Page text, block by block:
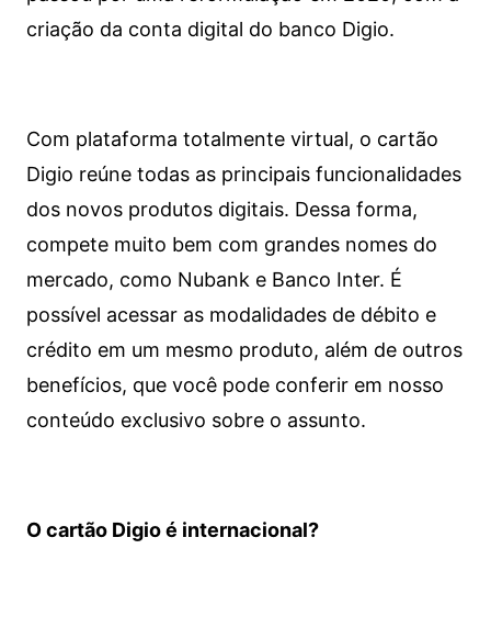
criação da conta digital do banco Digio.
Com plataforma totalmente virtual, o cartão
Digio reúne todas as principais funcionalidades
dos novos produtos digitais. Dessa forma,
compete muito bem com grandes nomes do
mercado, como Nubank e Banco Inter. É
possível acessar as modalidades de débito e
crédito em um mesmo produto, além de outros
benefícios, que você pode conferir em nosso
conteúdo exclusivo sobre o assunto.
O cartão Digio é internacional?